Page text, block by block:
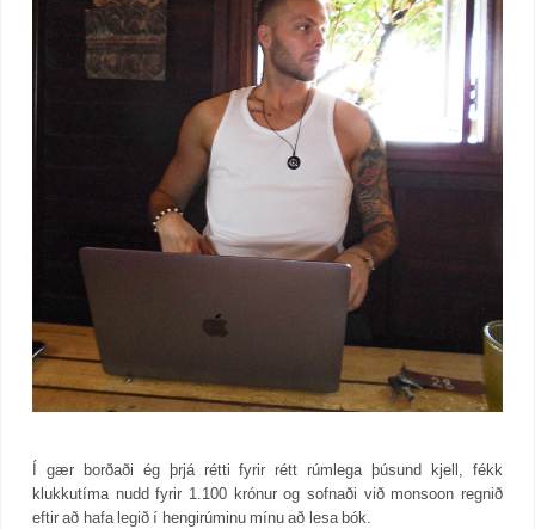
Í gær borðaði ég þrjá rétti fyrir rétt rúmlega þúsund kjell, fékk
klukkutíma nudd fyrir 1.100 krónur og sofnaði við monsoon regnið
eftir að hafa legið í hengirúminu mínu að lesa bók.